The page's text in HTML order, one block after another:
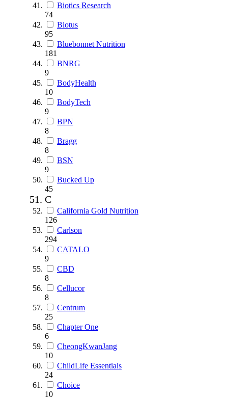
Biotics Research
74
Biotus
95
Bluebonnet Nutrition
181
BNRG
9
BodyHealth
10
BodyTech
9
BPN
8
Bragg
8
BSN
9
Bucked Up
45
C
California Gold Nutrition
126
Carlson
294
CATALO
9
CBD
8
Cellucor
8
Centrum
25
Chapter One
6
CheongKwanJang
10
ChildLife Essentials
24
Choice
10